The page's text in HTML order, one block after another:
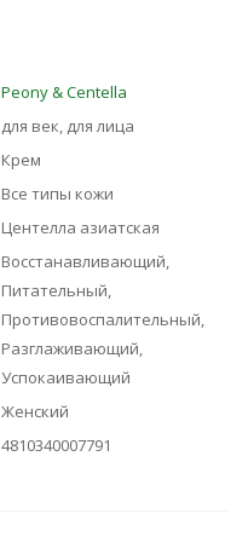
Peony & Centella
для век, для лица
Крем
Все типы кожи
Центелла азиатская
Восстанавливающий,
Питательный,
Противовоспалительный,
Разглаживающий,
Успокаивающий
Женский
4810340007791